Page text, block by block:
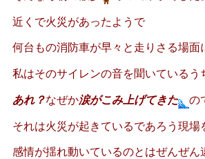
近くで火災があったようで
何台もの消防車が早々と走りさる場面
私はそのサイレンの音を聞いているう
あれ？なぜか涙がこみ上げてきた の
それは火災が起きているであろう現場
感情が揺れ動いているのとはぜんぜん